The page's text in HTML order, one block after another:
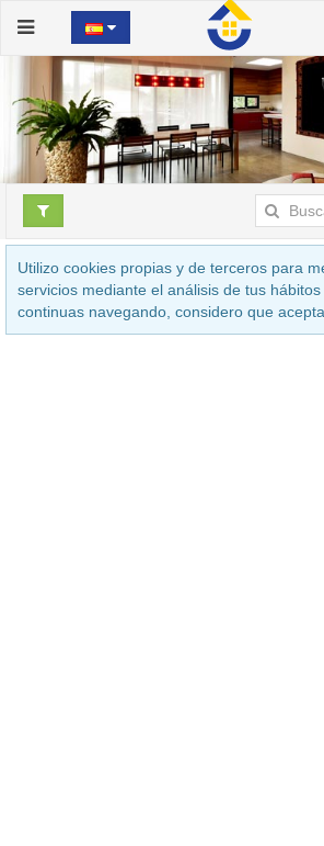
Utilizo cookies propias y de terceros para
servicios mediante el análisis de tus
continuas navegando, considero que